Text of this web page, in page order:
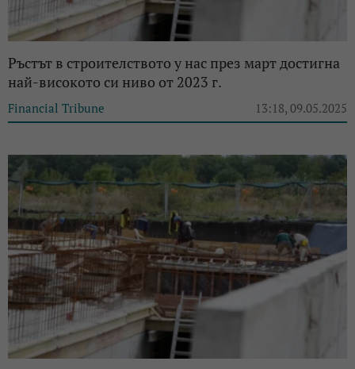
Ръстът в строителството у нас през март достигна
най-високото си ниво от 2023 г.
Financial Tribune 13:18, 09.05.2025